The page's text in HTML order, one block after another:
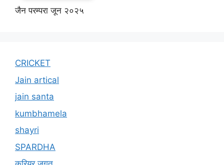
जैन परम्परा जून २०२५
CRICKET
Jain artical
jain santa
kumbhamela
shayri
SPARDHA
करियर जगत